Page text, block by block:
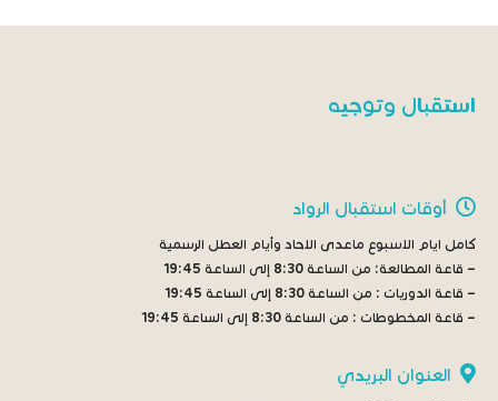
استقبال وتوجيه
أوقات استقبال الرواد
كامل ايام الاسبوع ماعدى الاحاد وأيام العطل الرسمية
– قاعة المطالعة: من الساعة 8:30 إلى الساعة 19:45
– قاعة الدوريات : من الساعة 8:30 إلى الساعة 19:45
– قاعة المخطوطات : من الساعة 8:30 إلى الساعة 19:45
العنوان البريدي